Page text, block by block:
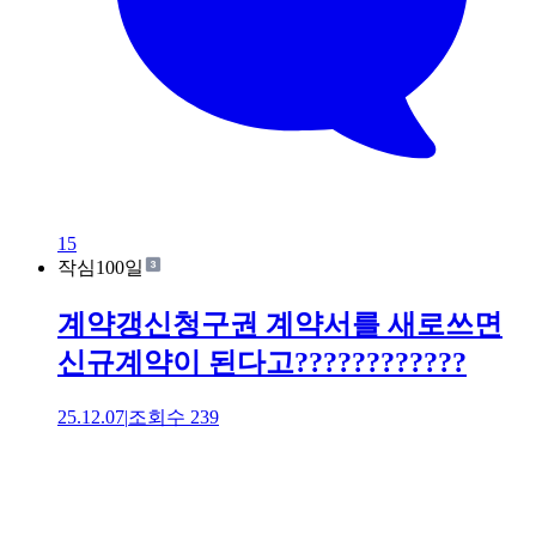
15
작심100일
계약갱신청구권 계약서를 새로쓰면
신규계약이 된다고????????????
25.12.07|조회수 239